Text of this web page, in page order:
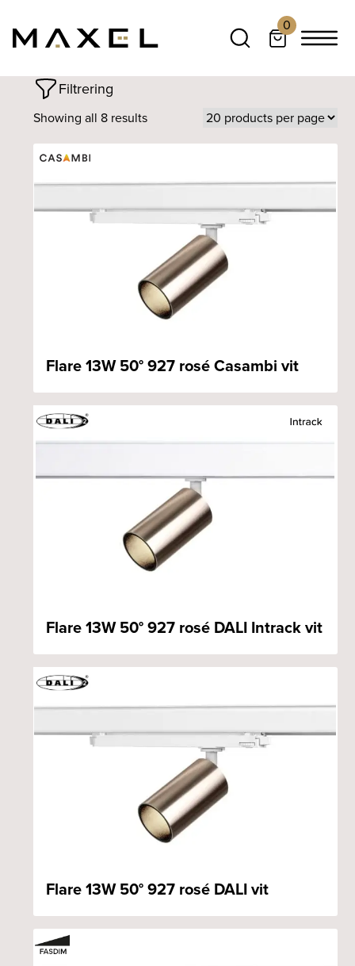
0
Filtrering
Showing all 8 results
Flare 13W 50° 927 rosé Casambi vit
Flare 13W 50° 927 rosé DALI Intrack vit
Flare 13W 50° 927 rosé DALI vit